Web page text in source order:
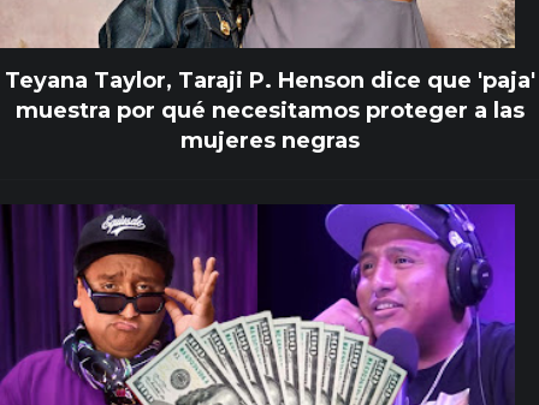
Teyana Taylor, Taraji P. Henson dice que 'paja'
muestra por qué necesitamos proteger a las
mujeres negras